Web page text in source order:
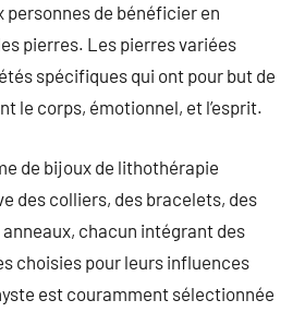
personnes de bénéficier en
pierres. Les pierres variées
spécifiques qui ont pour but de
le corps, émotionnel, et l’esprit.
de bijoux de lithothérapie
des colliers, des bracelets, des
chacun intégrant des
choisies pour leurs influences
est couramment sélectionnée